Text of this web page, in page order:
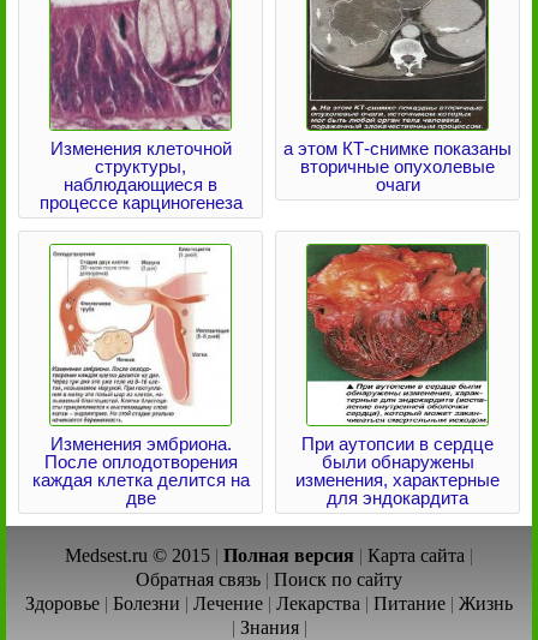
Изменения клеточной
структуры,
наблюдающиеся в
процессе карциногенеза
а этом КТ-снимке показаны
вторичные опухолевые
очаги
Изменения эмбриона.
После оплодотворения
каждая клетка делится на
две
При аутопсии в сердце
были обнаружены
изменения, характерные
для эндокардита
Medsest.ru © 2015 | Полная версия | Карта сайта |
Обратная связь | Поиск по сайту
Здоровье | Болезни | Лечение | Лекарства | Питание | Жизнь
| Знания|